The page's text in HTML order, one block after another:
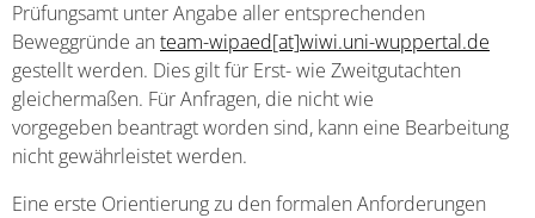
Prüfungsamt unter Angabe aller entsprechenden
Beweggründe an team-wipaed[at]wiwi.uni-wuppertal.de
gestellt werden. Dies gilt für Erst- wie Zweitgutachten
gleichermaßen. Für Anfragen, die nicht wie
vorgegeben beantragt worden sind, kann eine Bearbeitung
nicht gewährleistet werden.
Eine erste Orientierung zu den formalen Anforderungen